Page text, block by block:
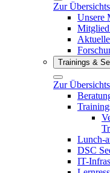
Zur
Unsere
Trainings &
Zur
Lunch-
DSC
IT-